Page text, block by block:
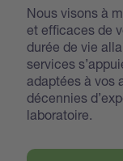
Nous visons à
et efficaces de
durée de vie
services
adaptées à vos
décennies
laboratoire.